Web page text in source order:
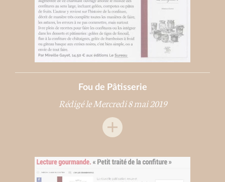
Fou de Pâtisserie
Rédigé le Mercredi 8 mai 2019